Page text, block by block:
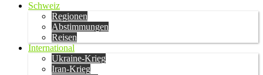
Schweiz
Regionen
Abstimmungen
Reisen
International
Ukraine-Krieg
Iran-Krieg